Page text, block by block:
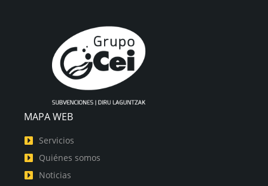
MAPA WEB
Servicios
Quiénes somos
Noticias